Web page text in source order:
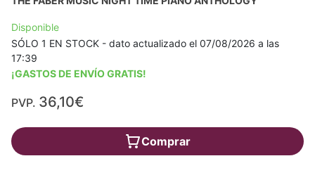
Disponible
SÓLO 1 EN STOCK - dato actualizado el 07/08/2026 a las
17:39
¡GASTOS DE ENVÍO GRATIS!
PVP. 36,10€
Comprar